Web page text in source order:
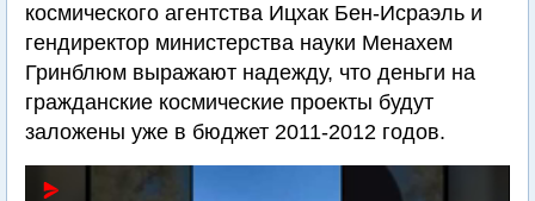
космического агентства Ицхак Бен-Исраэль и
гендиректор министерства науки Менахем
Гринблюм выражают надежду, что деньги на
гражданские космические проекты будут
заложены уже в бюджет 2011-2012 годов.